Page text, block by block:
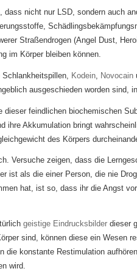
dass nicht nur LSD, sondern auch
Straßendrogen (Angel Dust,
im Körper bleiben können.
Kodein Novocain
ausgeschieden worden sind,
feindlichen biochemischen
ihre Akkumulation bringt
des Körpers
Versuche zeigen, dass die
ist als die einer Person, die nie
hat, ist so, dass ihr die Angst
geistige Eindrucksbilder dieser
sind, können diese ein Wesen
die konstante Restimulation
wird.